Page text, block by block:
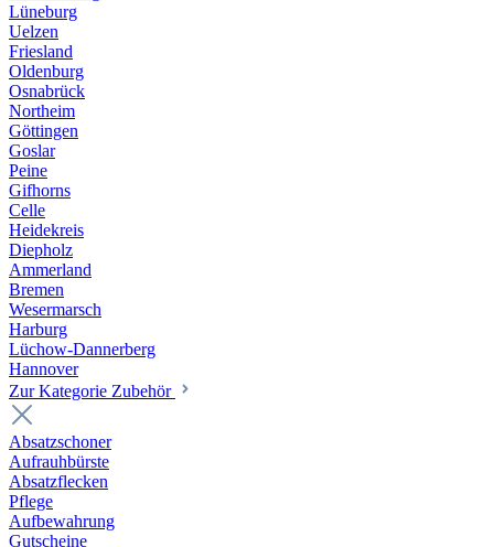
Lüneburg
Uelzen
Friesland
Oldenburg
Osnabrück
Northeim
Göttingen
Goslar
Peine
Gifhorns
Celle
Heidekreis
Diepholz
Ammerland
Bremen
Wesermarsch
Harburg
Lüchow-Dannerberg
Hannover
Zur Kategorie Zubehör
Absatzschoner
Aufrauhbürste
Absatzflecken
Pflege
Aufbewahrung
Gutscheine